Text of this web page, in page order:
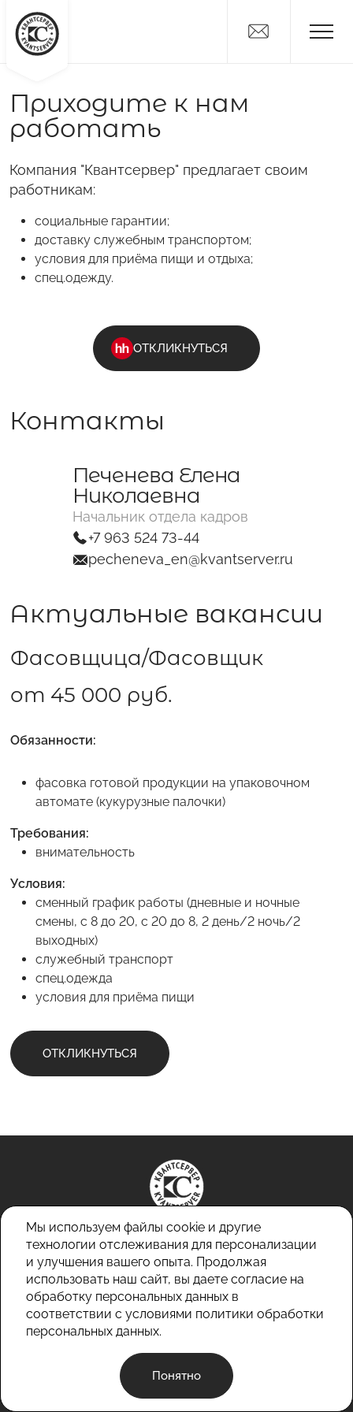
Приходите к нам
работать
Компания "Квантсервер" предлагает своим
работникам:
социальные гарантии;
доставку служебным транспортом;
условия для приёма пищи и отдыха;
спец.одежду.
ОТКЛИКНУТЬСЯ
Контакты
Печенева Елена
Николаевна
Начальник отдела кадров
+7 963 524 73-44
pecheneva_en@kvantserver.ru
Актуальные вакансии
Фасовщица/Фасовщик
от 45 000 руб.
Обязанности:
фасовка готовой продукции на упаковочном
автомате (кукурузные палочки)
Требования:
внимательность
Условия:
сменный график работы (дневные и ночные
смены, с 8 до 20, с 20 до 8, 2 день/2 ночь/2
выходных)
служебный транспорт
спец.одежда
условия для приёма пищи
ОТКЛИКНУТЬСЯ
Мы используем файлы cookie и другие
технологии отслеживания для персонализации
и улучшения вашего опыта. Продолжая
использовать наш сайт, вы даете согласие на
обработку персональных данных в
соответствии с условиями политики обработки
персональных данных.
Понятно
+7 (3854) 32-52-83
+7 (3854) 32-52-84
info@kvantserver.ru
© 2026 ООО «Квантсервер»
Новости
Дистрибьюторам
О компании
Вакансии
Контакты
Никитка
Алтайские Хлебцы